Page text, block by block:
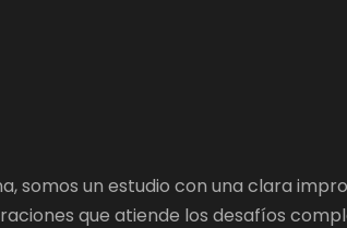
somos un estudio con una clara
que atiende los desafíos